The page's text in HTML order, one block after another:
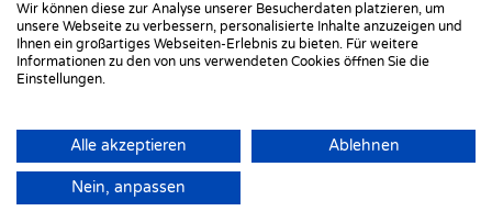
©2026 Alle Rechte reserviert.
Wir können diese zur Analyse unserer Besucherdaten platzieren, um
unsere Webseite zu verbessern, personalisierte Inhalte anzuzeigen und
Ihnen ein großartiges Webseiten-Erlebnis zu bieten. Für weitere
Informationen zu den von uns verwendeten Cookies öffnen Sie die
Einstellungen.
Alle akzeptieren Ablehnen
Nein, anpassen